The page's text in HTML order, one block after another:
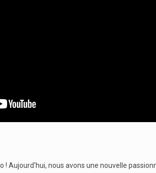
! Aujourd'hui, nous avons une nouvelle